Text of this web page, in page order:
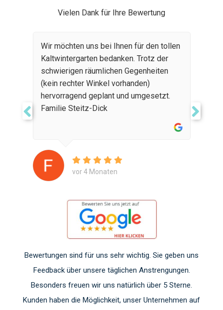
Vielen Dank für Ihre Bewertung
Wir möchten uns bei Ihnen für den tollen
Kaltwintergarten bedanken. Trotz der
schwierigen räumlichen Gegenheiten
(kein rechter Winkel vorhanden)
hervorragend geplant und umgesetzt.
Familie Steitz-Dick
vor 4 Monaten
Bewertungen sind für uns sehr wichtig. Sie geben uns
Feedback über unsere täglichen Anstrengungen.
Besonders freuen wir uns natürlich über 5 Sterne.
Kunden haben die Möglichkeit, unser Unternehmen auf